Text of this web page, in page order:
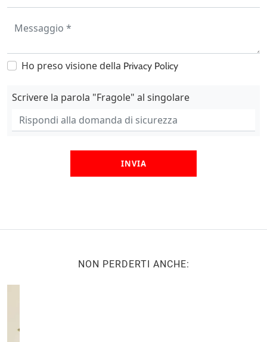
Ho preso visione della Privacy Policy
Scrivere la parola "Fragole" al singolare
INVIA
NON PERDERTI ANCHE: